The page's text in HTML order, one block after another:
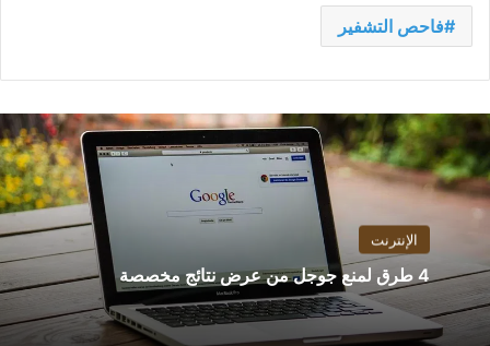
فاحص التشفير
الإنترنت
4 طرق لمنع جوجل من عرض نتائج مخصصة